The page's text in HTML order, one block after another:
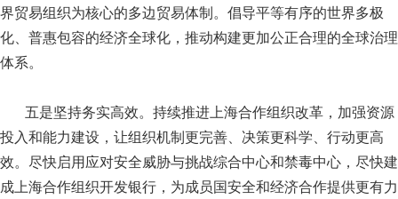
界贸易组织为核心的多边贸易体制。倡导平等有序的世界多极
化、普惠包容的经济全球化，推动构建更加公正合理的全球治理
体系。
五是坚持务实高效。持续推进上海合作组织改革，加强资源
投入和能力建设，让组织机制更完善、决策更科学、行动更高
效。尽快启用应对安全威胁与挑战综合中心和禁毒中心，尽快建
成上海合作组织开发银行，为成员国安全和经济合作提供更有力